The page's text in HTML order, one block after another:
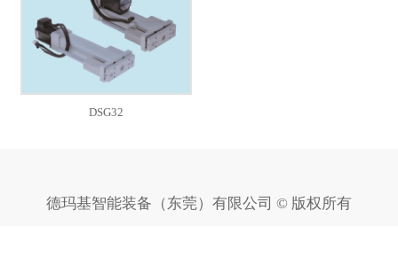
DSG32
德玛基智能装备（东莞）有限公司 © 版权所有